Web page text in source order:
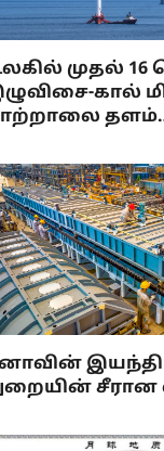
முதல் 16
கால்
தளம்
சீரான